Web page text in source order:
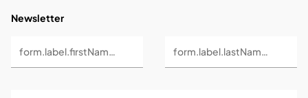
Newsletter
form.label.firstName * form.label.lastName *